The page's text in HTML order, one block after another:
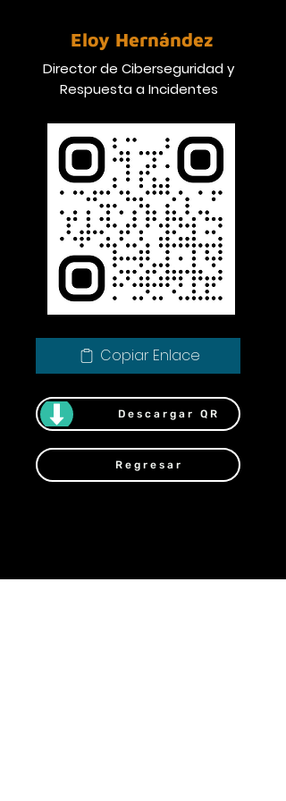
Eloy Hernández
Director de Ciberseguridad y
Respuesta a Incidentes
Copiar Enlace
Descargar QR
Regresar